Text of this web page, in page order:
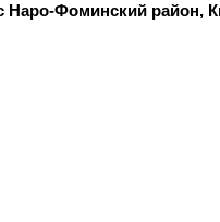
Наро-Фоминский район,